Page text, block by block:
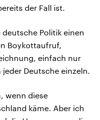
der Fall ist.
Politik einen
Boykottaufruf,
einfach nur
Deutsche einzeln.
wenn diese
käme. Aber ich